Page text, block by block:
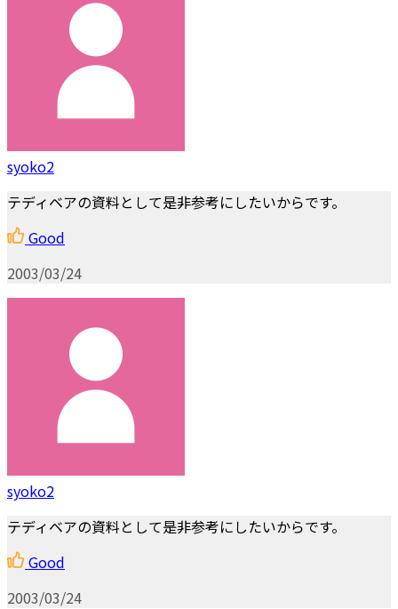
syoko2
テディベアの資料として是非参考にしたいからです。
Good
2003/03/24
syoko2
テディベアの資料として是非参考にしたいからです。
Good
2003/03/24